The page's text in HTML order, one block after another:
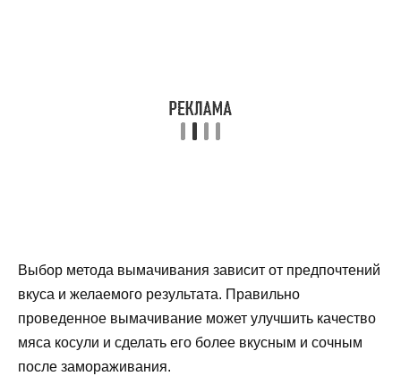
Выбор метода вымачивания зависит от предпочтений
вкуса и желаемого результата. Правильно
проведенное вымачивание может улучшить качество
мяса косули и сделать его более вкусным и сочным
после замораживания.